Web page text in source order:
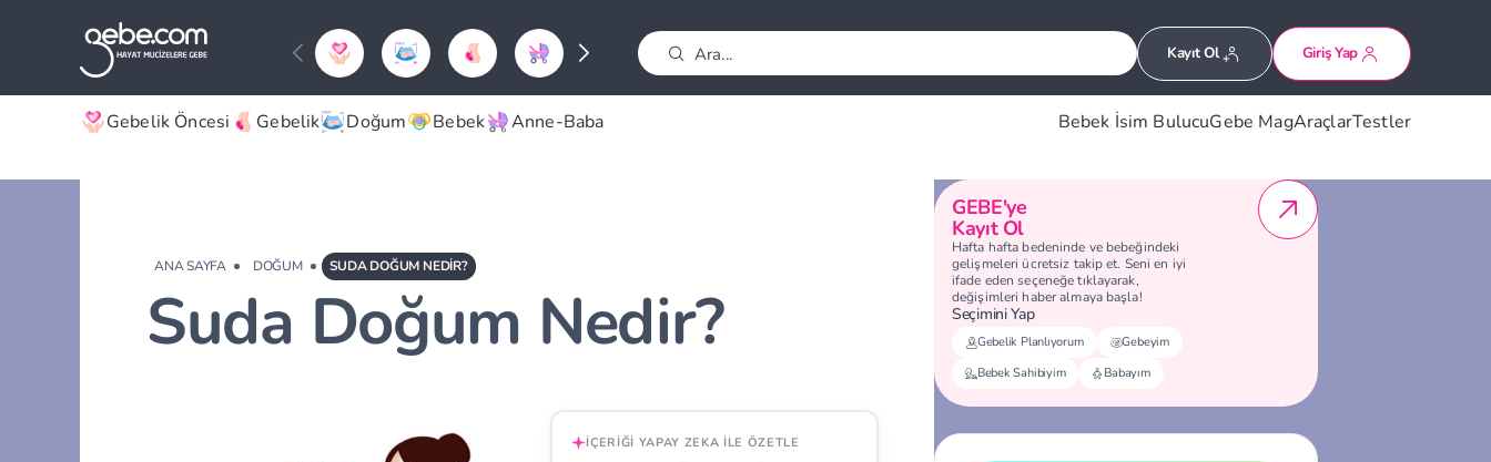
Kayıt Ol Giriş Yap
Gebelik Öncesi Gebelik Doğum Bebek Anne-Baba Bebek İsim BulucuGebe MagAraçlarTestler
ANA SAYFA DOĞUM SUDA DOĞUM NEDIR?
Suda Doğum Nedir?
İÇERIĞI YAPAY ZEKA ILE ÖZETLE
GEBE'ye
Kayıt Ol
Hafta hafta bedeninde ve bebeğindeki
gelişmeleri ücretsiz takip et. Seni en iyi
ifade eden seçeneğe tıklayarak,
değişimleri haber almaya başla!
Seçimini Yap
Gebelik Planlıyorum
Gebeyim
Bebek Sahibiyim
Babayım